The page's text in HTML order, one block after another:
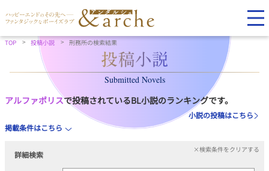
TOP 投稿小説 刑務所の検索結果
Submitted Novels
アルファポリスで投稿されているBL小説のランキングです。
小説の投稿はこちら
掲載条件はこちら
詳細検索
×検索条件をクリアする